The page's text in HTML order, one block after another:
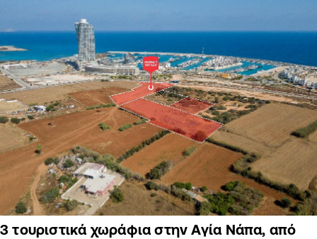
3 τουριστικά χωράφια στην Αγία Νάπα, από